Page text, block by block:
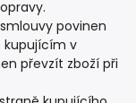
povinen
kupujícím v
převzít zboží při